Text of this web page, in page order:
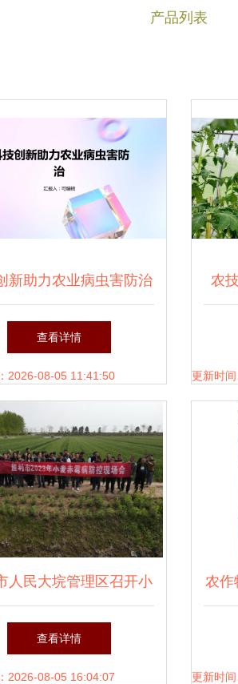
产品列表
新助力农业病虫害防治
向智慧农业新篇章
查看详情
2026-08-05 11:41:50
农
更新时
人民大垸管理区召开小
赤霉病防治现场会
查看详情
2026-08-05 16:04:07
农作
更新时